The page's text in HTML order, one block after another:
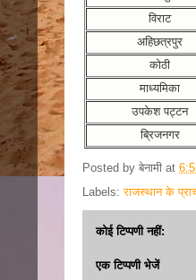
विराट
अहिछत्रपुर
कोठी
माध्यमिका
उपकेश पट्टन
ब्रिजनगर
Posted by बेनामी at
Labels:राजस्थान के
कोई टिप्पणी नहीं:
एक टिप्पणी भेजें